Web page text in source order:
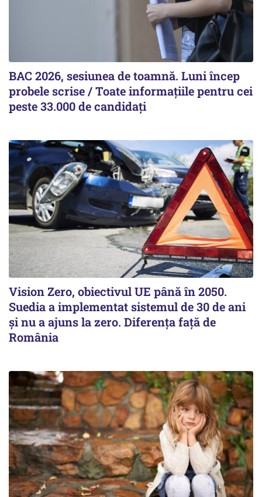
BAC 2026, sesiunea de toamnă. Luni încep
probele scrise / Toate informațiile pentru cei
peste 33.000 de candidați
Vision Zero, obiectivul UE până în 2050.
Suedia a implementat sistemul de 30 de ani
şi nu a ajuns la zero. Diferenţa faţă de
România